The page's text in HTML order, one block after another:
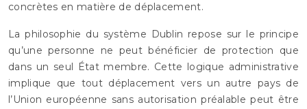
concrètes en matière de déplacement.
La philosophie du système Dublin repose sur le principe
qu’une personne ne peut bénéficier de protection que
dans un seul État membre. Cette logique administrative
implique que tout déplacement vers un autre pays de
l’Union européenne sans autorisation préalable peut être